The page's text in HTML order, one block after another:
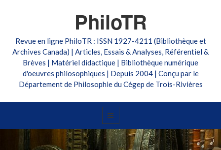
PhiloTR
Revue en ligne PhiloTR : ISSN 1927-4211 (Bibliothèque et
Archives Canada) | Articles, Essais & Analyses, Référentiel &
Brèves | Matériel didactique | Bibliothèque numérique
d'oeuvres philosophiques | Depuis 2004 | Conçu par le
Département de Philosophie du Cégep de Trois-Rivières